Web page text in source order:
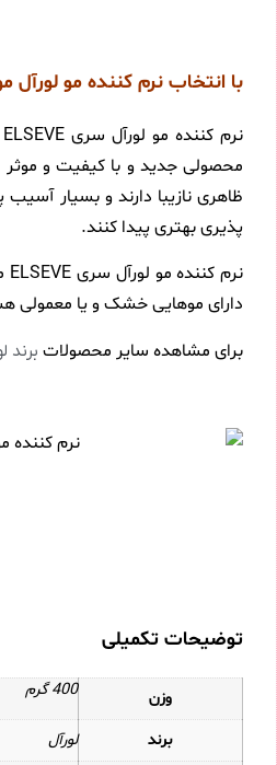
با انتخاب نرم کننده مو
محصولی جدید و با کیفیت و موثر
ظاهری نازیبا دارند و بسیار
پذیری بهتری پیدا کنند.
دارای موهایی خشک و یا معمولی
برای مشاهده سایر محصولات برند
توضیحات تکمیلی
وزن 400 گرم
برند لورآل